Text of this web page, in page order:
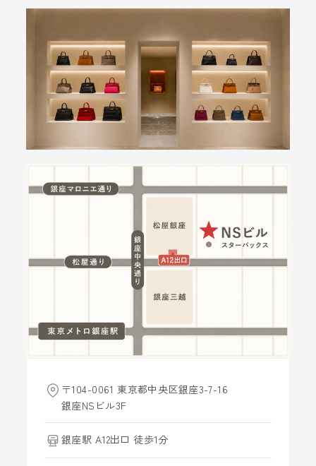
〒104-0061 東京都中央区銀座3-7-16
銀座NSビル3F
銀座駅 A12出口 徒歩1分